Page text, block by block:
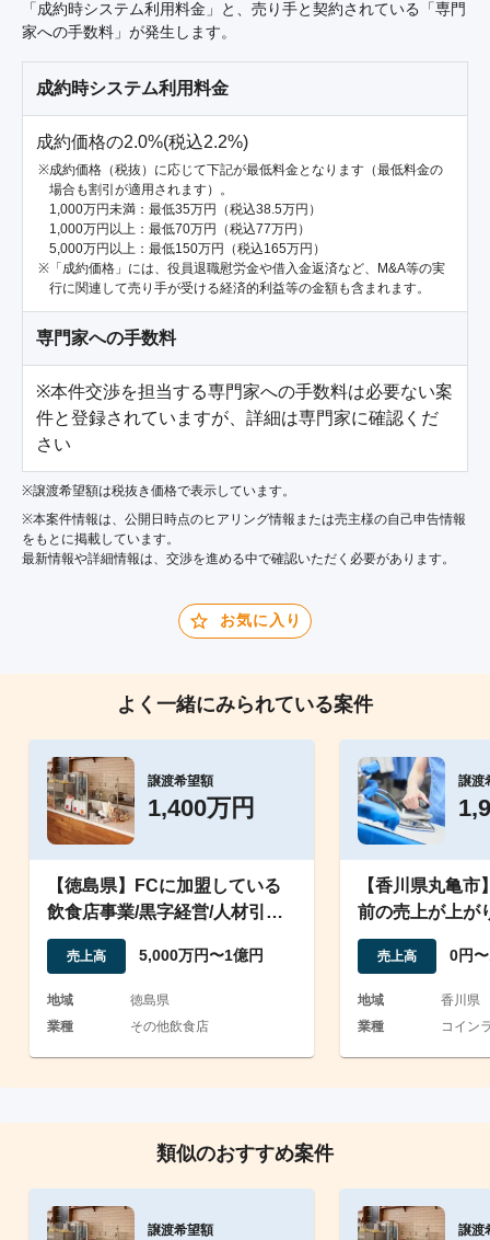
「成約時システム利用料金」と、売り手と契約されている「専門
家への手数料」が発生します。
成約時システム利用料金
成約価格の2.0%(税込2.2%)
成約価格（税抜）に応じて下記が最低料金となります（最低料金の
場合も割引が適用されます）。
1,000万円未満：最低35万円（税込38.5万円）
1,000万円以上：最低70万円（税込77万円）
5,000万円以上：最低150万円（税込165万円）
「成約価格」には、役員退職慰労金や借入金返済など、M&A等の実
行に関連して売り手が受ける経済的利益等の金額も含まれます。
専門家への手数料
※本件交渉を担当する専門家への手数料は必要ない案
件と登録されていますが、詳細は専門家に確認くだ
さい
※譲渡希望額は税抜き価格で表示しています。
※本案件情報は、公開日時点のヒアリング情報または売主様の自己申告情報
をもとに掲載しています。
最新情報や詳細情報は、交渉を進める中で確認いただく必要があります。
お気に入り
よく一緒にみられている案件
譲渡希望額
1,400万円
【徳島県】FCに加盟している
飲食店事業/黒字経営/人材引き
継ぎ可能
売上高 5,000万円〜1億円
地域
徳島県
業種
その他飲食店
譲渡
【香川県丸亀
前の売上が上が
ランドリー
売上高 0円
地域
香川県
業種
コイン
類似のおすすめ案件
譲渡希望額 譲渡